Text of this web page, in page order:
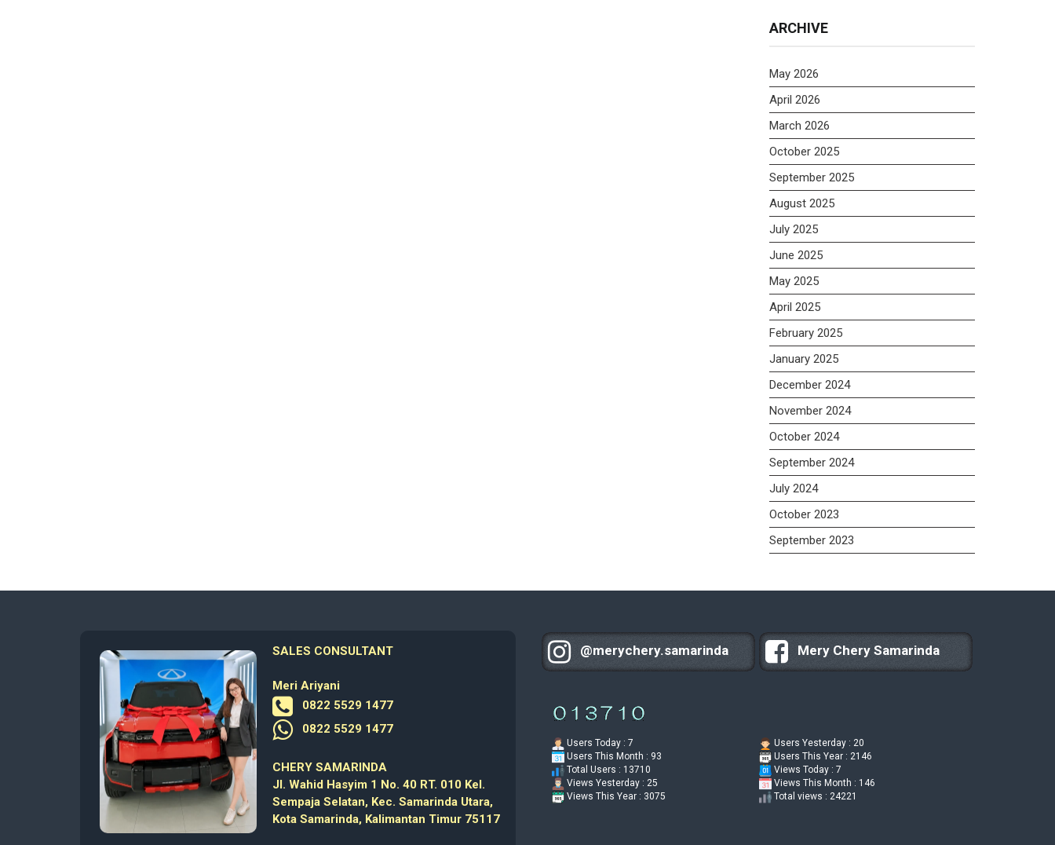
ARCHIVE
May 2026
April 2026
March 2026
October 2025
September 2025
August 2025
July 2025
June 2025
May 2025
April 2025
February 2025
January 2025
December 2024
November 2024
October 2024
September 2024
July 2024
October 2023
September 2023
SALES CONSULTANT
Meri Ariyani
0822 5529 1477
0822 5529 1477
CHERY SAMARINDA
Jl. Wahid Hasyim 1 No. 40 RT. 010 Kel.
Sempaja Selatan, Kec. Samarinda Utara,
Kota Samarinda, Kalimantan Timur 75117
@merychery.samarinda Mery Chery Samarinda
Users Today : 7
Users Yesterday : 20
Users This Month : 93
Users This Year : 2146
Total Users : 13710
Views Today : 7
Views Yesterday : 25
Views This Month : 146
Views This Year : 3075
Total views : 24221